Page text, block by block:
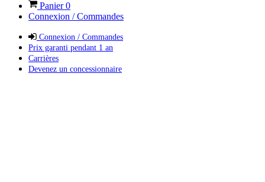
Panier0
Connexion / Commandes
Connexion / Commandes
Prix garanti pendant 1 an
Carrières
Devenez un concessionnaire